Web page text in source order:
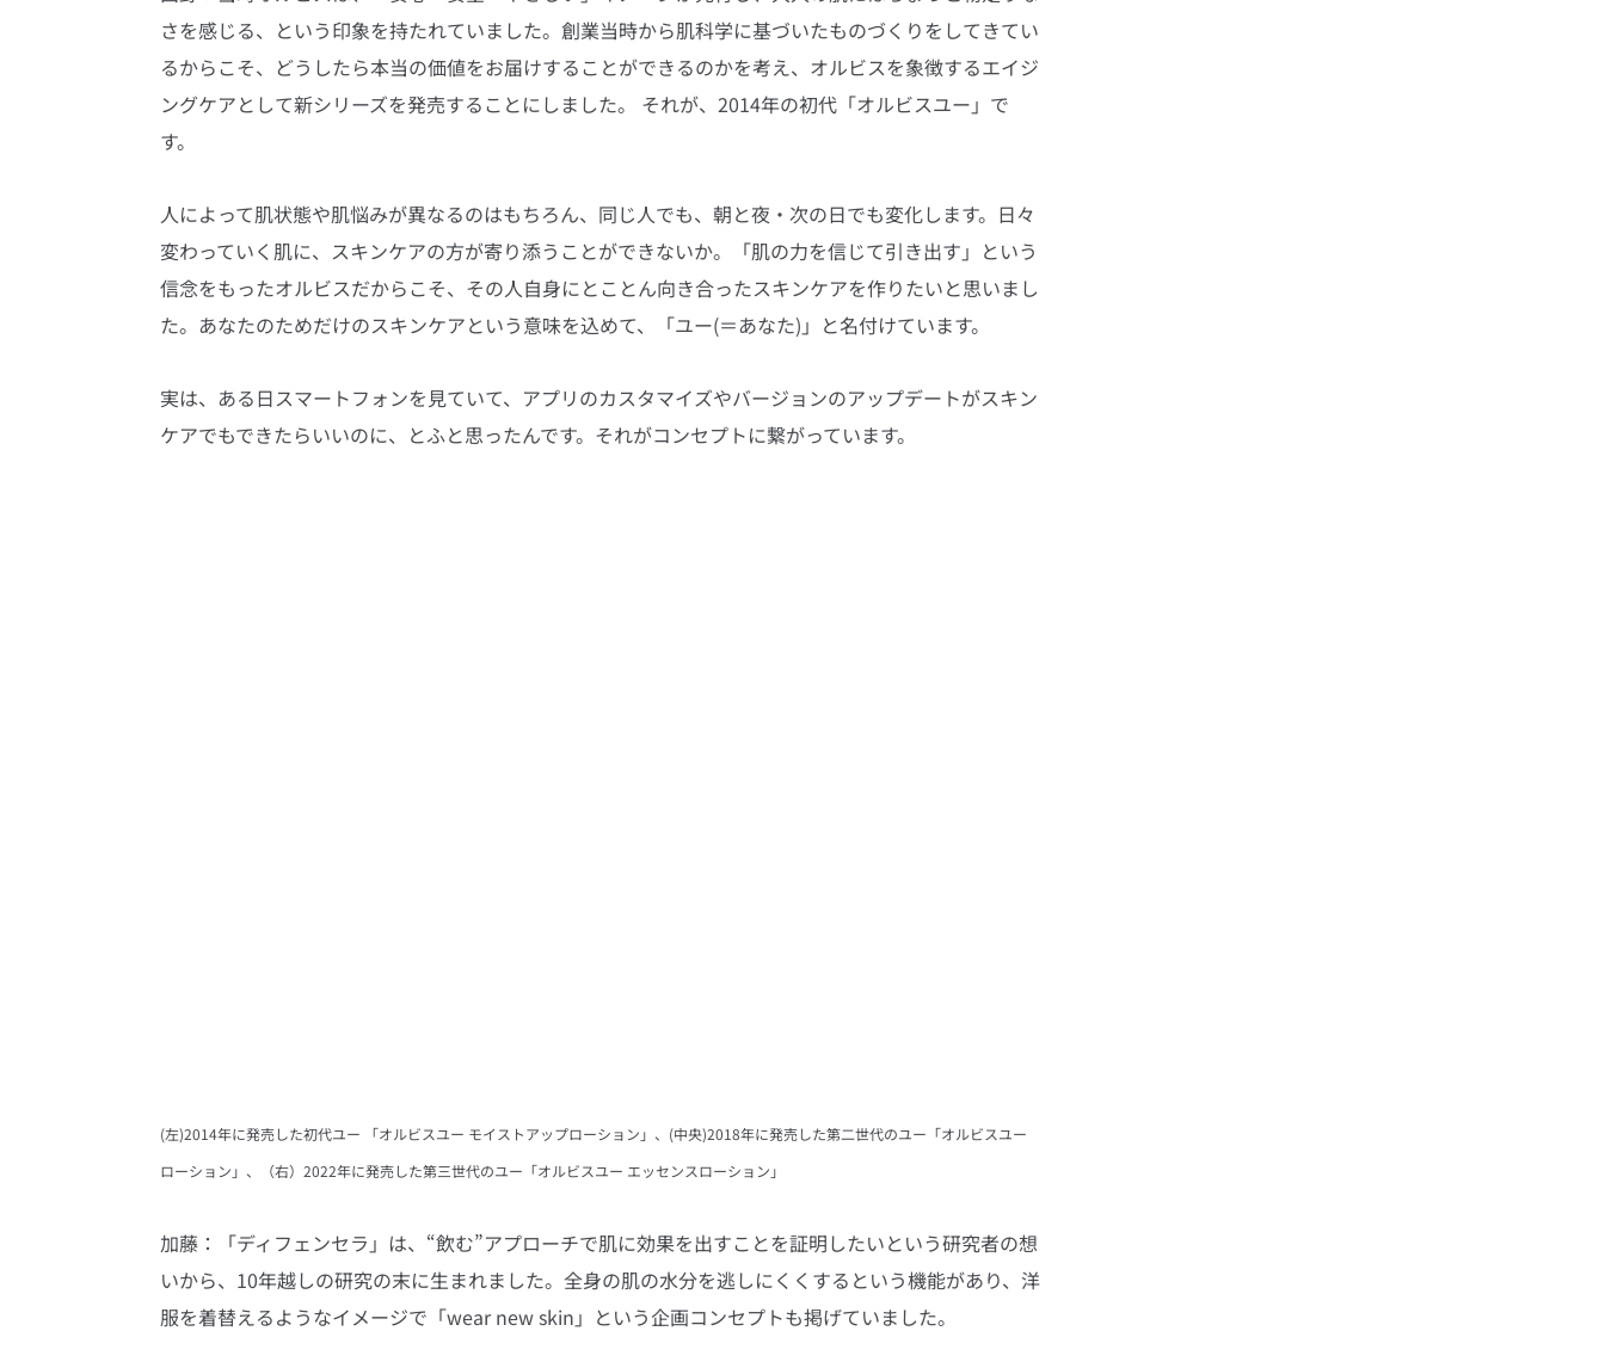
さを感じる、という印象を持たれていました。創業当時から肌科学に基づいたものづくりをしてきてい
るからこそ、どうしたら本当の価値をお届けすることができるのかを考え、オルビスを象徴するエイジ
ングケアとして新シリーズを発売することにしました。 それが、2014年の初代「オルビスユー」で
す。
人によって肌状態や肌悩みが異なるのはもちろん、同じ人でも、朝と夜・次の日でも変化します。日々
変わっていく肌に、スキンケアの方が寄り添うことができないか。「肌の力を信じて引き出す」という
信念をもったオルビスだからこそ、その人自身にとことん向き合ったスキンケアを作りたいと思いまし
た。あなたのためだけのスキンケアという意味を込めて、「ユー(＝あなた)」と名付けています。
実は、ある日スマートフォンを見ていて、アプリのカスタマイズやバージョンのアップデートがスキン
ケアでもできたらいいのに、とふと思ったんです。それがコンセプトに繋がっています。
(左)2014年に発売した初代ユー 「オルビスユー モイストアップローション」、(中央)2018年に発売した第二世代のユー「オルビスユー
ローション」、（右）2022年に発売した第三世代のユー「オルビスユー エッセンスローション」
加藤：「ディフェンセラ」は、“飲む”アプローチで肌に効果を出すことを証明したいという研究者の想
いから、10年越しの研究の末に生まれました。全身の肌の水分を逃しにくくするという機能があり、洋
服を着替えるようなイメージで「wear new skin」という企画コンセプトも掲げていました。